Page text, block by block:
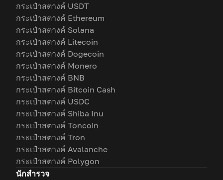
กระเป๋าสตางค์ USDT
กระเป๋าสตางค์ Ethereum
กระเป๋าสตางค์ Solana
กระเป๋าสตางค์ Litecoin
กระเป๋าสตางค์ Dogecoin
กระเป๋าสตางค์ Monero
กระเป๋าสตางค์ BNB
กระเป๋าสตางค์ Bitcoin Cash
กระเป๋าสตางค์ USDC
กระเป๋าสตางค์ Shiba Inu
กระเป๋าสตางค์ Toncoin
กระเป๋าสตางค์ Tron
กระเป๋าสตางค์ Avalanche
กระเป๋าสตางค์ Polygon
นักสำรวจ